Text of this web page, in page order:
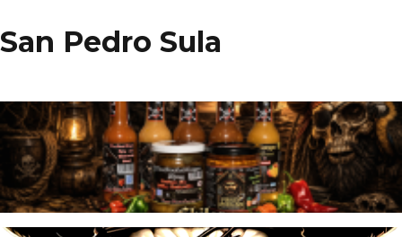
San Pedro Sula